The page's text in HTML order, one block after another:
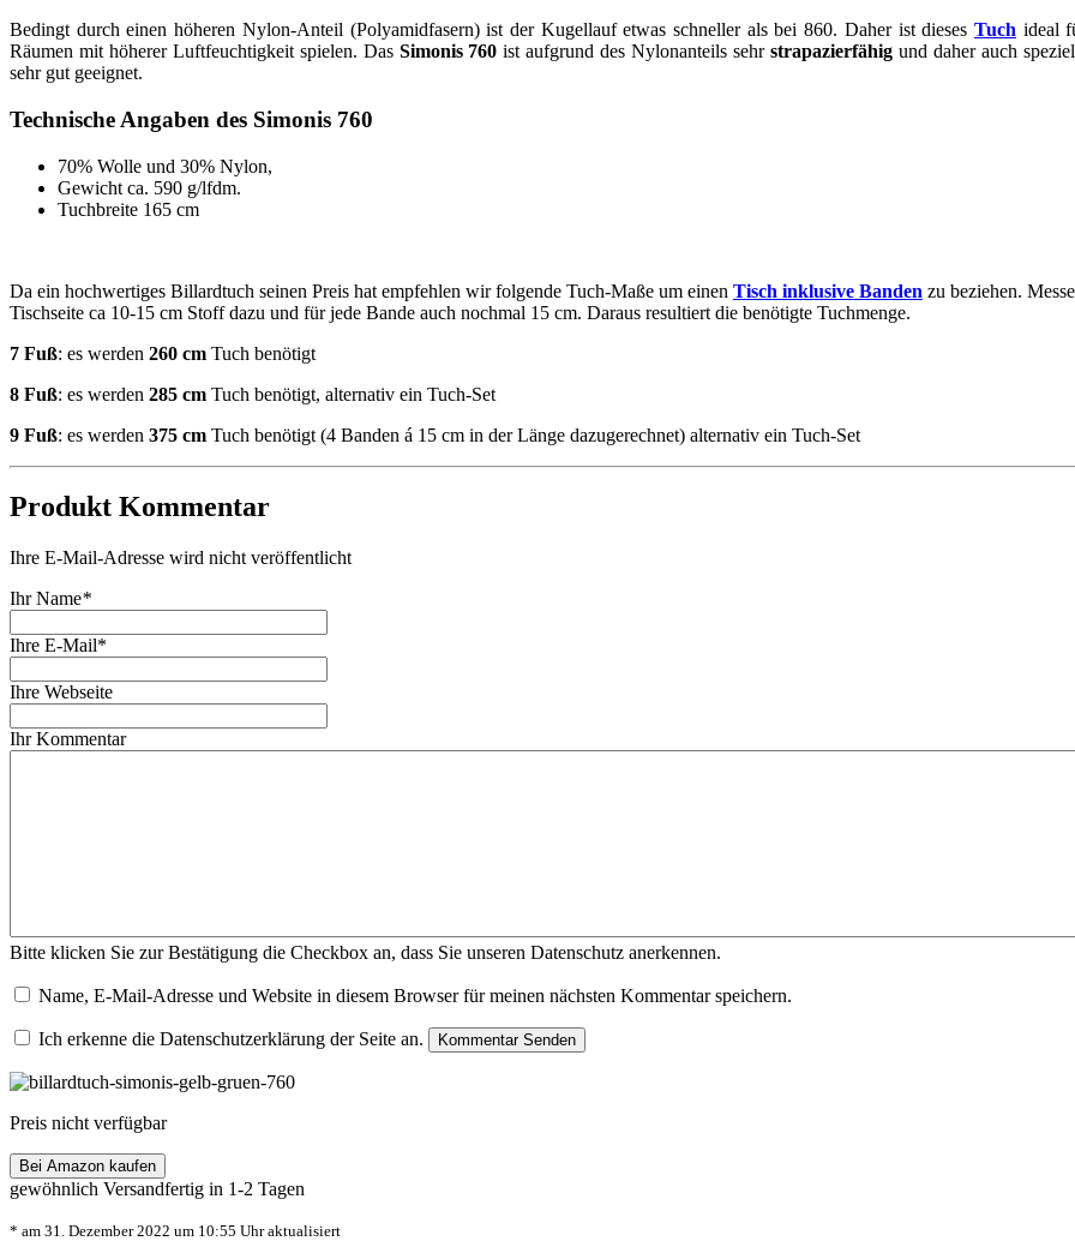
Bedingt durch einen höheren Nylon-Anteil (Polyamidfasern) ist der Kugellauf etwas schneller als bei 860. Daher ist dieses Tuch ideal
Räumen mit höherer Luftfeuchtigkeit spielen. Das Simonis 760 ist aufgrund des Nylonanteils sehrstrapazierfähig und daher auch
sehr gut geeignet.
Technische Angaben des Simonis 760
70% Wolle und 30% Nylon,
Gewicht ca. 590 g/lfdm.
Tuchbreite 165 cm
Da ein hochwertiges Billardtuch seinen Preis hat empfehlen wir folgende Tuch-Maße um einen Tisch inklusive Banden zu beziehen.
Tischseite ca 10-15 cm Stoff dazu und für jede Bande auch nochmal 15 cm. Daraus resultiert die benötigte Tuchmenge.
7 Fuß: es werden 260 cm Tuch benötigt
8 Fuß: es werden 285 cm Tuch benötigt, alternativ ein Tuch-Set
9 Fuß: es werden 375 cm Tuch benötigt (4 Banden á 15 cm in der Länge dazugerechnet) alternativ ein Tuch-Set
Produkt Kommentar
Ihre E-Mail-Adresse wird nicht veröffentlicht
Ihr Name*
Ihre E-Mail*
Ihre Webseite
Ihr Kommentar
Bitte klicken Sie zur Bestätigung die Checkbox an, dass Sie unseren Datenschutz anerkennen.
Name, E-Mail-Adresse und Website in diesem Browser für meinen nächsten Kommentar speichern.
Ich erkenne die Datenschutzerklärung der Seite an.
Preis nicht verfügbar
Bei Amazon kaufen
gewöhnlich Versandfertig in 1-2 Tagen
* am 31. Dezember 2022 um 10:55 Uhr aktualisiert